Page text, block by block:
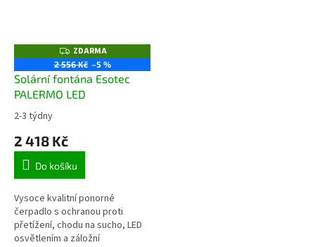
Z
D
A
R
M
A
ZDARMA
2 556 Kč –5 %
Solární fontána Esotec
PALERMO LED
Průměrné
produktu
4,3
5
hvězdiček.
2-3 týdny
2 418 Kč
Do košíku
Vysoce kvalitní ponorné
čerpadlo s ochranou proti
přetížení, chodu na sucho, LED
osvětlením a záložní